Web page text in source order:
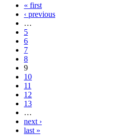
« first
‹ previous
…
5
6
7
8
9
10
11
12
13
…
next ›
last »